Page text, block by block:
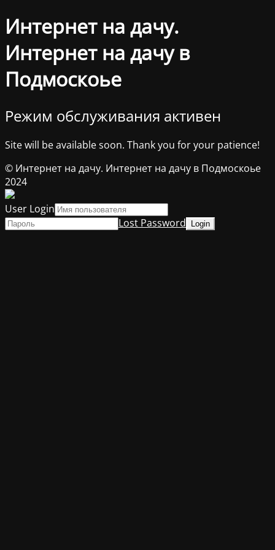
Интернет на дачу.
Интернет на дачу в
Подмоскоье
Режим обслуживания активен
Site will be available soon. Thank you for your patience!
© Интернет на дачу. Интернет на дачу в Подмоскоье
2024
User Login
Lost Password